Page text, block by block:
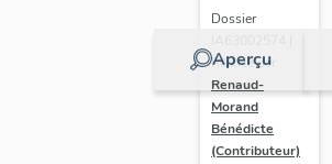
Aperçu
Dossier
Réalisé par
Renaud-
Morand
Bénédicte
(Contributeur)